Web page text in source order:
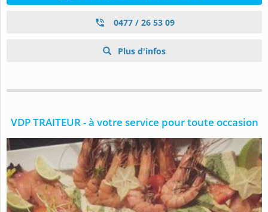
0477 / 26 53 09
Plus d'infos
VDP TRAITEUR - à votre service pour toute occasion